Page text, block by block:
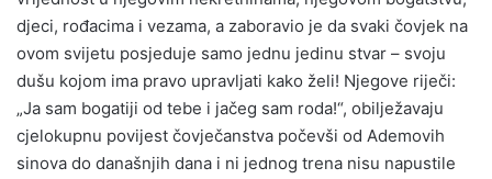
djeci, rođacima i vezama, a zaboravio je da svaki čovjek na
ovom svijetu posjeduje samo jednu jedinu stvar – svoju
dušu kojom ima pravo upravljati kako želi! Njegove riječi:
„Ja sam bogatiji od tebe i jačeg sam roda!“, obilježavaju
cjelokupnu povijest čovječanstva počevši od Ademovih
sinova do današnjih dana i ni jednog trena nisu napustile